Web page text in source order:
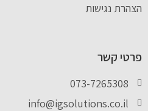
הצהרת נגישות
פרטי קשר
073-7265308
info@igsolutions.co.il